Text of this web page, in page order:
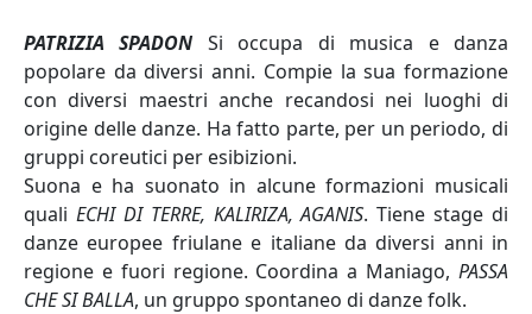
PATRIZIA SPADON Si occupa di musica e danza
popolare da diversi anni. Compie la sua formazione
con diversi maestri anche recandosi nei luoghi di
origine delle danze. Ha fatto parte, per un periodo, di
gruppi coreutici per esibizioni.
Suona e ha suonato in alcune formazioni musicali
quali ECHI DI TERRE, KALIRIZA, AGANIS. Tiene stage di
danze europee friulane e italiane da diversi anni in
regione e fuori regione. Coordina a Maniago, PASSA
CHE SI BALLA, un gruppo spontaneo di danze folk.